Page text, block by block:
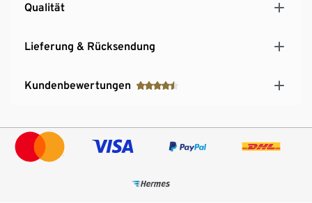
Qualität
Lieferung & Rücksendung
Kundenbewertungen